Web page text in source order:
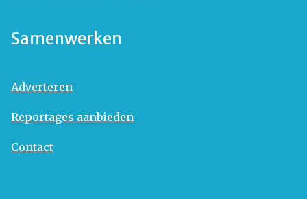
Samenwerken
Adverteren
Reportages aanbieden
Contact